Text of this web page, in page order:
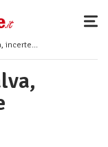
e Cassinetta